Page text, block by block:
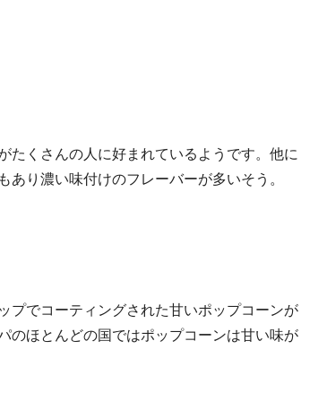
たくさんの人に好まれているようです。他に
り濃い味付けのフレーバーが多いそう。
プでコーティングされた甘いポップコーンが
のほとんどの国ではポップコーンは甘い味が